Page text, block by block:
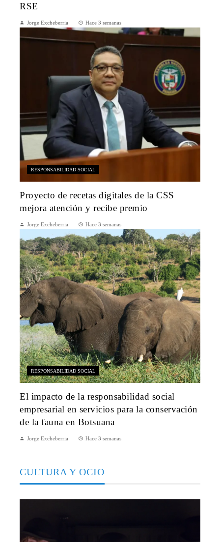
RSE
Jorge Excheberria Hace 3 semanas
RESPONSABILIDAD SOCIAL
Proyecto de recetas digitales de la CSS
mejora atención y recibe premio
Jorge Excheberria Hace 3 semanas
RESPONSABILIDAD SOCIAL
El impacto de la responsabilidad social
empresarial en servicios para la conservación
de la fauna en Botsuana
Jorge Excheberria Hace 3 semanas
CULTURA Y OCIO